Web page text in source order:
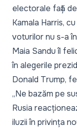
electorale față
Kamala Harris,
voturilor nu s-a
Maia Sandu îl
în alegerile
Donald Trump,
„Ne bazăm pe
Rusia
iluzii în privința